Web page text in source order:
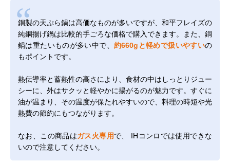
銅製の天ぷら鍋は高価なものが多いですが、和平フレイズの
純銅揚げ鍋は比較的手ごろな価格で購入できます。また、銅
鍋は重たいものが多い中で、 約660gと軽めで扱いやすいの
もポイントです。
熱伝導率と蓄熱性の高さにより、食材の中はしっとりジュー
シーに、外はサクッと軽やかに揚がるのが魅力です。すぐに
油が温まり、その温度が保たれやすいので、料理の時短や光
熱費の節約にもつながります。
なお、この商品はガス火専用で、 IHコンロでは使用できな
いので注意してください。